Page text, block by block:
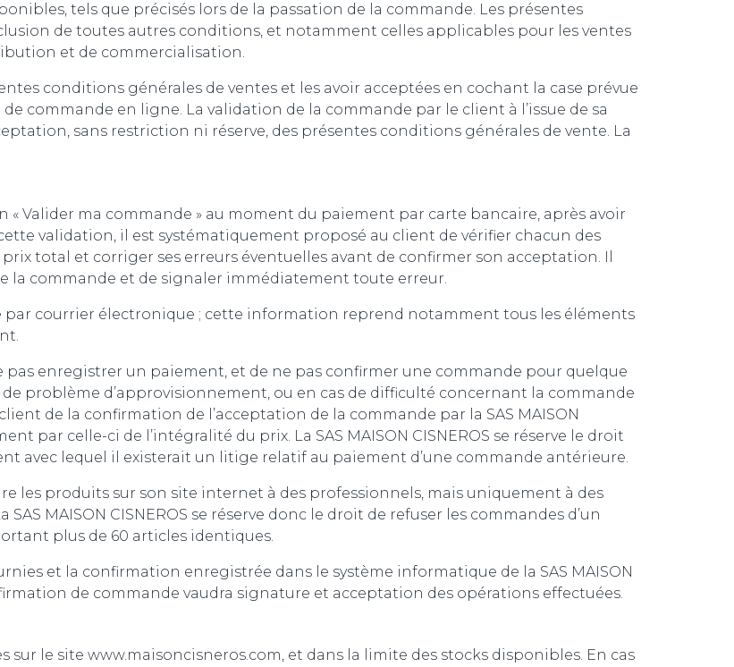
tels que précisés lors de la passation de la commande. Les présentes
de toutes autres conditions, et notamment celles applicables pour les ventes
et de commercialisation.
conditions générales de ventes et les avoir acceptées en cochant la case prévue
commande en ligne. La validation de la commande par le client à l’issue de sa
sans restriction ni réserve, des présentes conditions générales de vente. La
« Valider ma commande » au moment du paiement par carte bancaire, après avoir
validation, il est systématiquement proposé au client de vérifier chacun des
total et corriger ses erreurs éventuelles avant de confirmer son acceptation. Il
la commande et de signaler immédiatement toute erreur.
par courrier électronique ; cette information reprend notamment tous les éléments
pas enregistrer un paiement, et de ne pas confirmer une commande pour quelque
problème d’approvisionnement, ou en cas de difficulté concernant la commande
de la confirmation de l’acceptation de la commande par la SAS MAISON
par celle-ci de l’intégralité du prix. La SAS MAISON CISNEROS se réserve le droit
avec lequel il existerait un litige relatif au paiement d’une commande antérieure.
les produits sur son site internet à des professionnels, mais uniquement à des
MAISON CISNEROS se réserve donc le droit de refuser les commandes d’un
plus de 60 articles identiques.
et la confirmation enregistrée dans le système informatique de la SAS MAISON
de commande vaudra signature et acceptation des opérations effectuées.
le site www.maisoncisneros.com, et dans la limite des stocks disponibles. En cas